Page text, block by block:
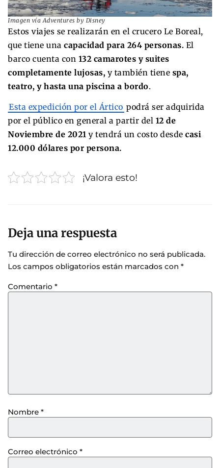
Imagen vía Adventures by Disney
Estos viajes se realizarán en el crucero Le Boreal,
que tiene una capacidad para 264 personas. El
barco cuenta con 132 camarotes y suites
completamente lujosas, y también tiene spa,
teatro, y hasta una piscina a bordo.
Esta expedición por el Ártico podrá ser adquirida
por el público en general a partir del 12 de
Noviembre de 2021 y tendrá un costo desde casi
12.000 dólares por persona.
¡Valora esto!
Deja una respuesta
Tu dirección de correo electrónico no será publicada.
Los campos obligatorios están marcados con *
Comentario *
Nombre *
Correo electrónico *